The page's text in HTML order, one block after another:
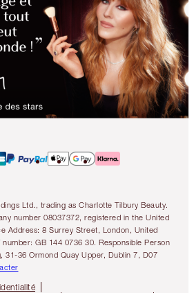
Ltd., trading as Charlotte Tilbury Beauty.
number 08037372, registered in the United
Address: 8 Surrey Street, London, United
number: GB 144 0736 30. Responsible Person
31-36 Ormond Quay Upper, Dublin 7, D07